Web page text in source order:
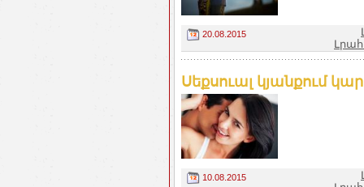
20.08.2015
Սեքսուալ կյանքում
10.08.2015